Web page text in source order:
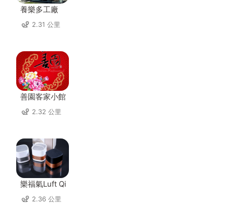
養樂多工廠
2.31 公里
善園客家小館
2.32 公里
樂福氣Luft Qi
2.36 公里